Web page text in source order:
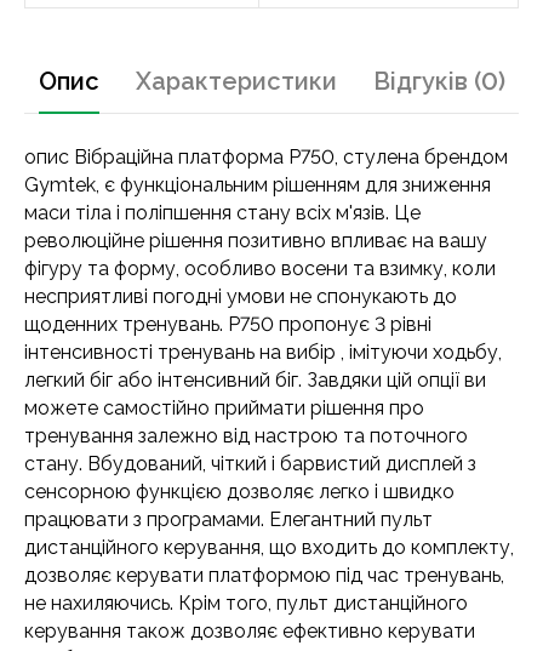
Опис Характеристики Відгуків (0)
опис Вібраційна платформа P750, стулена брендом
Gymtek, є функціональним рішенням для зниження
маси тіла і поліпшення стану всіх м'язів. Це
революційне рішення позитивно впливає на вашу
фігуру та форму, особливо восени та взимку, коли
несприятливі погодні умови не спонукають до
щоденних тренувань. P750 пропонує 3 рівні
інтенсивності тренувань на вибір , імітуючи ходьбу,
легкий біг або інтенсивний біг. Завдяки цій опції ви
можете самостійно приймати рішення про
тренування залежно від настрою та поточного
стану. Вбудований, чіткий і барвистий дисплей з
сенсорною функцією дозволяє легко і швидко
працювати з програмами. Елегантний пульт
дистанційного керування, що входить до комплекту,
дозволяє керувати платформою під час тренувань,
не нахиляючись. Крім того, пульт дистанційного
керування також дозволяє ефективно керувати